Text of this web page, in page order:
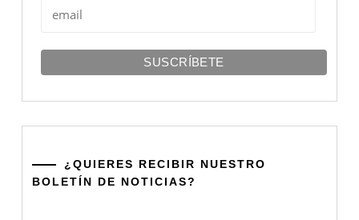
¿QUIERES RECIBIR NUESTRO
BOLETÍN DE NOTICIAS?